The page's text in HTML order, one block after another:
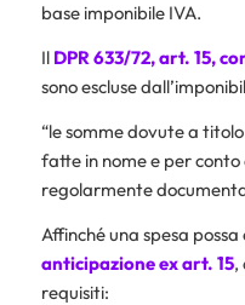
base imponibile IVA.
Il DPR 633/72, art. 15,
sono escluse
“le somme dovute a
fatte in nome e per
regolarmente
Affinché una spesa
anticipazione ex art. 15,
requisiti: